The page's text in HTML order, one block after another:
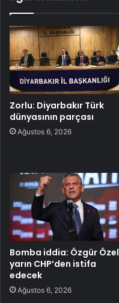
Zorlu: Diyarbakır Türk
dünyasının parçası
Ağustos 6, 2026
Bomba iddia: Özgür Özel
yarın CHP’den istifa
edecek
Ağustos 6, 2026